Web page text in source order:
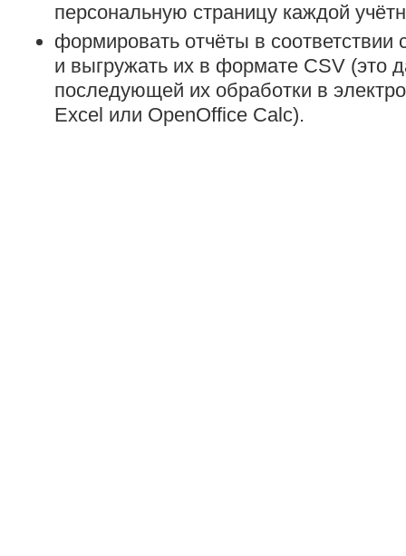
персональную страницу каждой
формировать отчёты в
и выгружать их в формате CSV (это
последующей их обработки в
Excel или OpenOffice Calc).